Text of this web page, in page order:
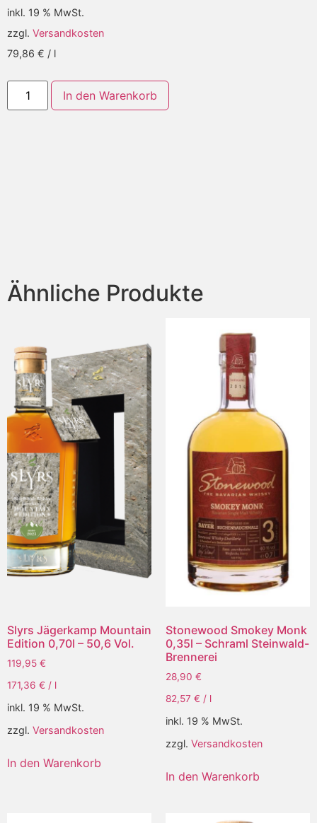
inkl. 19 % MwSt.
zzgl. Versandkosten
79,86 € / l
In den Warenkorb
Ähnliche Produkte
Slyrs Jägerkamp Mountain
Edition 0,70l – 50,6 Vol.
119,95 €
171,36 € / l
inkl. 19 % MwSt.
zzgl. Versandkosten
In den Warenkorb
Stonewood Smokey Monk
0,35l – Schraml Steinwald-
Brennerei
28,90 €
82,57 € / l
inkl. 19 % MwSt.
zzgl. Versandkosten
In den Warenkorb